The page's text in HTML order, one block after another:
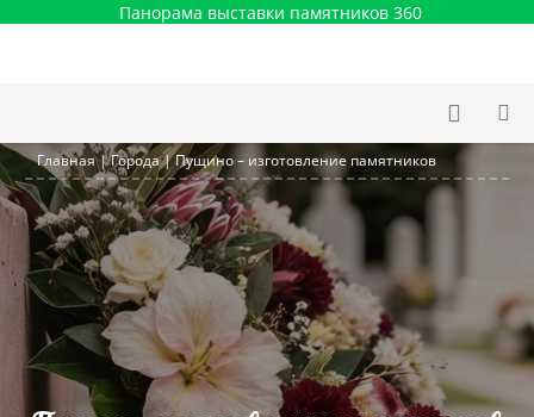
Панорама выставки памятников 360
Главная|Города|Пущино – изготовление памятников